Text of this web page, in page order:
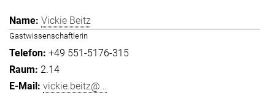
Vickie Beitz
Gastwissenschaftlerin
+49 551-5176-315
2.14
vickie.beitz@...